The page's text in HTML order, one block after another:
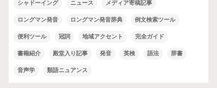
シャドーイング ニュース メディア寄稿記事
ロングマン発音 ロングマン発音辞典 例文検索ツール
便利ツール 冠詞 地域アクセント 完全ガイド
書籍紹介 殿堂入り記事 発音 英検 語法 辞書
音声学 類語ニュアンス